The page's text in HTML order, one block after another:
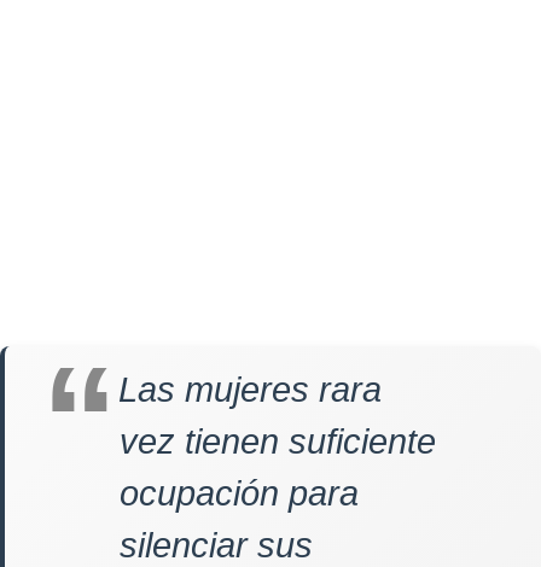
Las mujeres rara
vez tienen suficiente
ocupación para
silenciar sus